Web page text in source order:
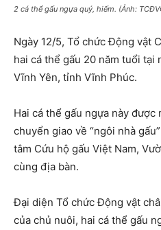
2 cá thể gấu ngựa quý, hiếm. (Ảnh:
Ngày 12/5, Tổ chức Động vật
hai cá thể gấu 20 năm tuổi tại
Vĩnh Yên, tỉnh Vĩnh Phúc.
Hai cá thể gấu ngựa này
chuyển giao về “ngôi nhà
tâm Cứu hộ gấu Việt Nam,
cùng địa bàn.
Đại diện Tổ chức Động vật
của chủ nuôi, hai cá thể gấu